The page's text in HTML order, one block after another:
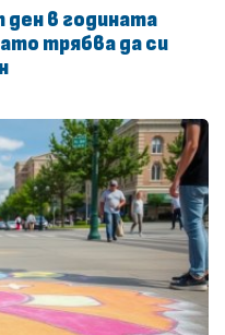
в годината
трябва да си